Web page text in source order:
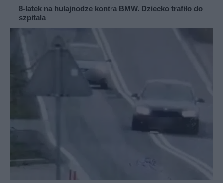
8-latek na hulajnodze kontra BMW. Dziecko trafiło do
szpitala